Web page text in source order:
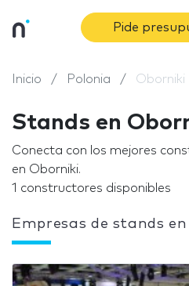
Pide
Inicio Polonia Oborniki
Stands en
Conecta con los mejores
en Oborniki.
1 constructores disponibles
Empresas de stands